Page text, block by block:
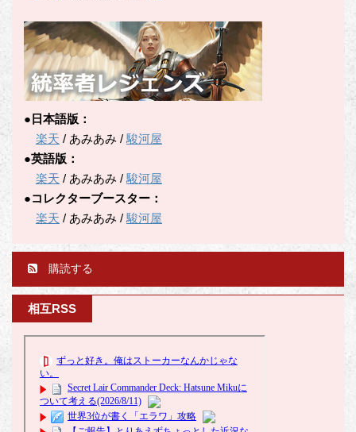
●日本語版：
楽天 / あみあみ /駿河屋
●英語版：
楽天 / あみあみ /駿河屋
●コレクターブースター：
楽天 / あみあみ /駿河屋
購読する
相互RSS